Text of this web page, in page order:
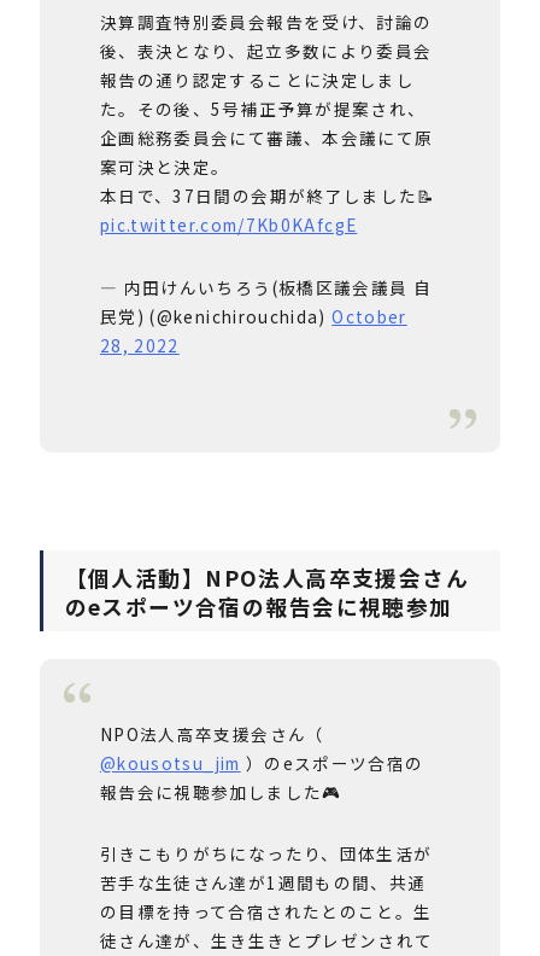
決算調査特別委員会報告を受け、討論の
後、表決となり、起立多数により委員会
報告の通り認定することに決定しまし
た。その後、5号補正予算が提案され、
企画総務委員会にて審議、本会議にて原
案可決と決定。
本日で、37日間の会期が終了しました📝
pic.twitter.com/7Kb0KAfcgE
— 内田けんいちろう(板橋区議会議員 自
民党) (@kenichirouchida)October
28, 2022
【個人活動】 NPO法人高卒支援会さん
のeスポーツ合宿の報告会に視聴参加
NPO法人高卒支援会さん（
@kousotsu_jim ）のeスポーツ合宿の
報告会に視聴参加しました🎮
引きこもりがちになったり、団体生活が
苦手な生徒さん達が1週間もの間、共通
の目標を持って合宿されたとのこと。生
徒さん達が、生き生きとプレゼンされて